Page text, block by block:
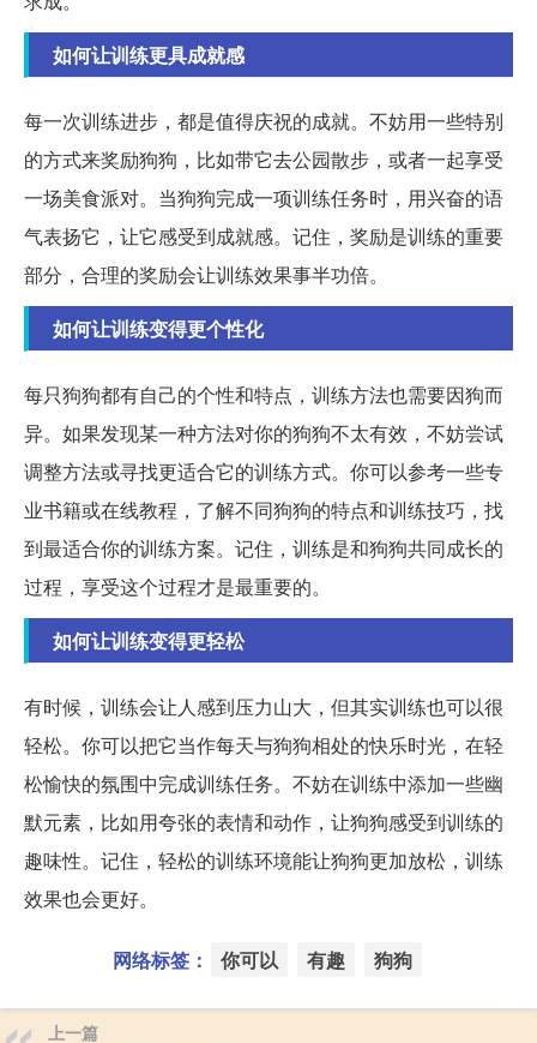
如何让训练更具成就感
每一次训练进步，都是值得庆祝的成就。不妨用一些特别
的方式来奖励狗狗，比如带它去公园散步，或者一起享受
一场美食派对。当狗狗完成一项训练任务时，用兴奋的语
气表扬它，让它感受到成就感。记住，奖励是训练的重要
部分，合理的奖励会让训练效果事半功倍。
如何让训练变得更个性化
每只狗狗都有自己的个性和特点，训练方法也需要因狗而
异。如果发现某一种方法对你的狗狗不太有效，不妨尝试
调整方法或寻找更适合它的训练方式。你可以参考一些专
业书籍或在线教程，了解不同狗狗的特点和训练技巧，找
到最适合你的训练方案。记住，训练是和狗狗共同成长的
过程，享受这个过程才是最重要的。
如何让训练变得更轻松
有时候，训练会让人感到压力山大，但其实训练也可以很
轻松。你可以把它当作每天与狗狗相处的快乐时光，在轻
松愉快的氛围中完成训练任务。不妨在训练中添加一些幽
默元素，比如用夸张的表情和动作，让狗狗感受到训练的
趣味性。记住，轻松的训练环境能让狗狗更加放松，训练
效果也会更好。
网络标签： 你可以 有趣 狗狗
上一篇